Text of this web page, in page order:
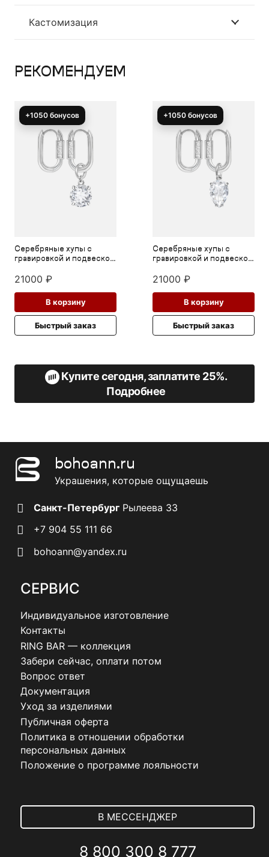
Кастомизация
РЕКОМЕНДУЕМ
+1050 бонусов
Серебряные хупы с
гравировкой и подвеской
21000 ₽
В корзину
Быстрый заказ
+1050 бонусов
Серебряные хупы с
гравировкой и подвеской
21000 ₽
В корзину
Быстрый заказ
Купите сегодня, заплатите 25%.
Подробнее
bohoann.ru
Украшения, которые ощущаешь
Санкт-Петербург Рылеева 33
+7 904 55 111 66
bohoann@yandex.ru
СЕРВИС
Индивидуальное изготовление
Контакты
RING BAR — коллекция
Забери сейчас, оплати потом
Вопрос ответ
Документация
Уход за изделиями
Публичная оферта
Политика в отношении обработки
персональных данных
Положение о программе лояльности
В МЕССЕНДЖЕР
8 800 300 8 777